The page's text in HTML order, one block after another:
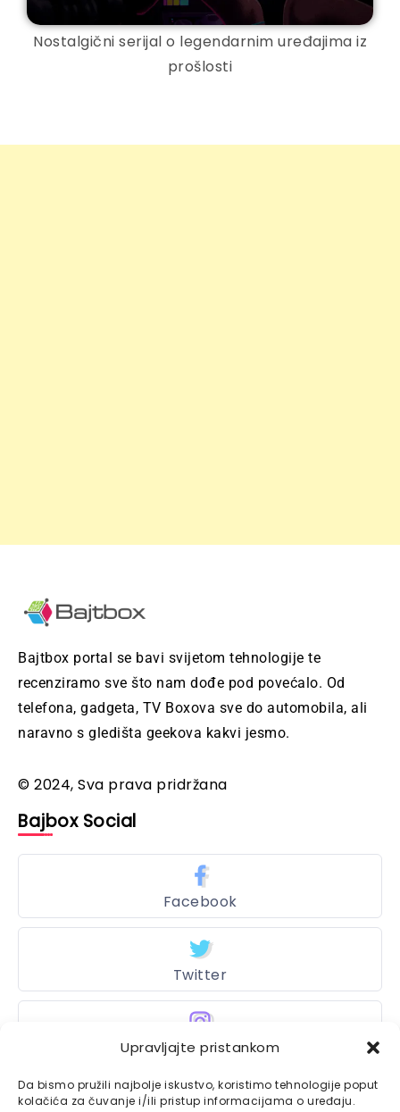
Upravljajte pristankom
Da bismo pružili najbolje iskustvo, koristimo tehnologije poput
kolačića za čuvanje i/ili pristup informacijama o uređaju.
Nostalgični serijal o legendarnim uređajima iz
prošlosti
Bajtbox portal se bavi svijetom tehnologije te
recenziramo sve što nam dođe pod povećalo. Od
telefona, gadgeta, TV Boxova sve do automobila, ali
naravno s gledišta geekova kakvi jesmo.
© 2024, Sva prava pridržana
Bajbox Social
Facebook
Twitter
Instagram